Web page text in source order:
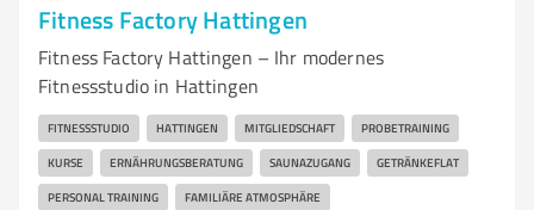
Fitness Factory Hattingen
Fitness Factory Hattingen – Ihr modernes
Fitnessstudio in Hattingen
FITNESSSTUDIO HATTINGEN MITGLIEDSCHAFT PROBETRAINING
KURSE ERNÄHRUNGSBERATUNG SAUNAZUGANG GETRÄNKEFLAT
PERSONAL TRAINING FAMILIÄRE ATMOSPHÄRE